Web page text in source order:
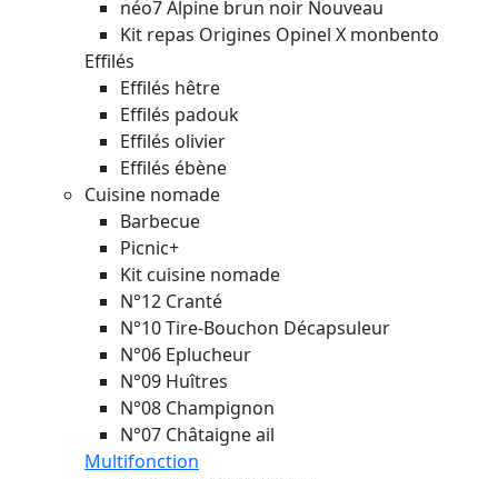
néo7 Alpine brun noir Nouveau
Kit repas Origines Opinel X monbento
Effilés
Effilés hêtre
Effilés padouk
Effilés olivier
Effilés ébène
Cuisine nomade
Barbecue
Picnic+
Kit cuisine nomade
N°12 Cranté
N°10 Tire-Bouchon Décapsuleur
N°06 Eplucheur
N°09 Huîtres
N°08 Champignon
N°07 Châtaigne ail
Multifonction